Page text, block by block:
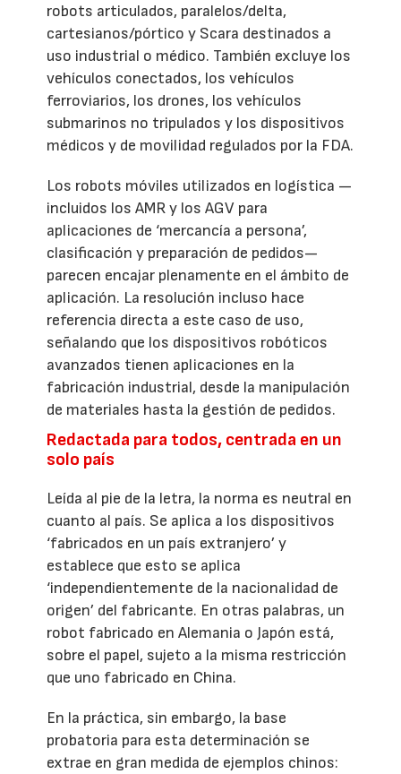
robots articulados, paralelos/delta,
cartesianos/pórtico y Scara destinados a
uso industrial o médico. También excluye los
vehículos conectados, los vehículos
ferroviarios, los drones, los vehículos
submarinos no tripulados y los dispositivos
médicos y de movilidad regulados por la FDA.
Los robots móviles utilizados en logística —
incluidos los AMR y los AGV para
aplicaciones de ‘mercancía a persona’,
clasificación y preparación de pedidos—
parecen encajar plenamente en el ámbito de
aplicación. La resolución incluso hace
referencia directa a este caso de uso,
señalando que los dispositivos robóticos
avanzados tienen aplicaciones en la
fabricación industrial, desde la manipulación
de materiales hasta la gestión de pedidos.
Redactada para todos, centrada en un
solo país
Leída al pie de la letra, la norma es neutral en
cuanto al país. Se aplica a los dispositivos
‘fabricados en un país extranjero’ y
establece que esto se aplica
‘independientemente de la nacionalidad de
origen’ del fabricante. En otras palabras, un
robot fabricado en Alemania o Japón está,
sobre el papel, sujeto a la misma restricción
que uno fabricado en China.
En la práctica, sin embargo, la base
probatoria para esta determinación se
extrae en gran medida de ejemplos chinos: